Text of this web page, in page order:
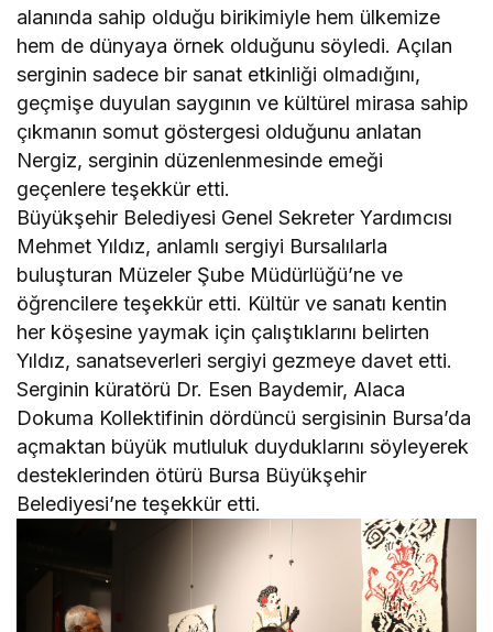
alanında sahip olduğu birikimiyle hem ülkemize
hem de dünyaya örnek olduğunu söyledi. Açılan
serginin sadece bir sanat etkinliği olmadığını,
geçmişe duyulan saygının ve kültürel mirasa sahip
çıkmanın somut göstergesi olduğunu anlatan
Nergiz, serginin düzenlenmesinde emeği
geçenlere teşekkür etti.
Büyükşehir Belediyesi Genel Sekreter Yardımcısı
Mehmet Yıldız, anlamlı sergiyi Bursalılarla
buluşturan Müzeler Şube Müdürlüğü’ne ve
öğrencilere teşekkür etti. Kültür ve sanatı kentin
her köşesine yaymak için çalıştıklarını belirten
Yıldız, sanatseverleri sergiyi gezmeye davet etti.
Serginin küratörü Dr. Esen Baydemir, Alaca
Dokuma Kollektifinin dördüncü sergisinin Bursa’da
açmaktan büyük mutluluk duyduklarını söyleyerek
desteklerinden ötürü Bursa Büyükşehir
Belediyesi’ne teşekkür etti.